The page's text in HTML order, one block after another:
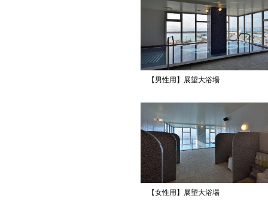
【男性用】展望大浴場
【女性用】展望大浴場